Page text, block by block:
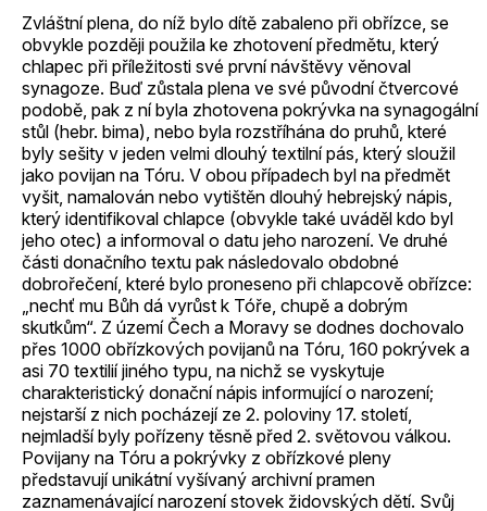
Zvláštní plena, do níž bylo dítě zabaleno při obřízce, se
obvykle později použila ke zhotovení předmětu, který
chlapec při příležitosti své první návštěvy věnoval
synagoze. Buď zůstala plena ve své původní čtvercové
podobě, pak z ní byla zhotovena pokrývka na synagogální
stůl (hebr. bima), nebo byla rozstříhána do pruhů, které
byly sešity v jeden velmi dlouhý textilní pás, který sloužil
jako povijan na Tóru. V obou případech byl na předmět
vyšit, namalován nebo vytištěn dlouhý hebrejský nápis,
který identifikoval chlapce (obvykle také uváděl kdo byl
jeho otec) a informoval o datu jeho narození. Ve druhé
části donačního textu pak následovalo obdobné
dobrořečení, které bylo proneseno při chlapcově obřízce:
„nechť mu Bůh dá vyrůst k Tóře, chupě a dobrým
skutkům“. Z území Čech a Moravy se dodnes dochovalo
přes 1000 obřízkových povijanů na Tóru, 160 pokrývek a
asi 70 textilií jiného typu, na nichž se vyskytuje
charakteristický donační nápis informující o narození;
nejstarší z nich pocházejí ze 2. poloviny 17. století,
nejmladší byly pořízeny těsně před 2. světovou válkou.
Povijany na Tóru a pokrývky z obřízkové pleny
představují unikátní vyšívaný archivní pramen
zaznamenávající narození stovek židovských dětí. Svůj